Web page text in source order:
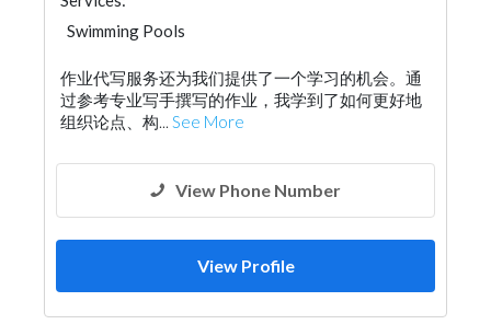
Swimming Pools
作业代写服务还为我们提供了一个学习的机会。通
过参考专业写手撰写的作业，我学到了如何更好地
组织论点、构... See More
View Phone Number
View Profile